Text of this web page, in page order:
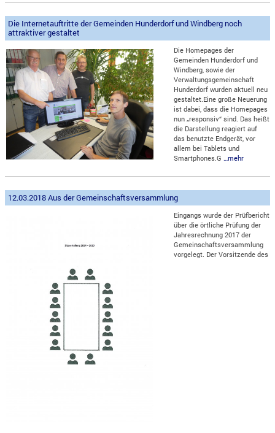
Die Internetauftritte der Gemeinden Hunderdorf und Windberg noch
attraktiver gestaltet
Die Homepages der
Gemeinden Hunderdorf und
Windberg, sowie der
Verwaltungsgemeinschaft
Hunderdorf wurden aktuell neu
gestaltet.Eine große Neuerung
ist dabei, dass die Homepages
nun „responsiv“ sind. Das heißt
die Darstellung reagiert auf
das benutzte Endgerät, vor
allem bei Tablets und
Smartphones.G
…mehr
12.03.2018 Aus der Gemeinschaftsversammlung
Eingangs wurde der Prüfbericht
über die örtliche Prüfung der
Jahresrechnung 2017 der
Gemeinschaftsversammlung
vorgelegt. Der Vorsitzende des